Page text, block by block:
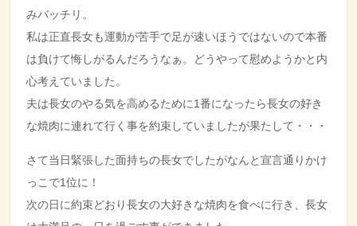
みバッチリ。
私は正直長女も運動が苦手で足が速いほうではないので本番
は負けて悔しがるんだろうなぁ。どうやって慰めようかと内
心考えていました。
夫は長女のやる気を高めるために1番になったら長女の好き
な焼肉に連れて行く事を約束していましたが果たして・・・
さて当日緊張した面持ちの長女でしたがなんと宣言通りかけ
っこで1位に！
次の日に約束どおり長女の大好きな焼肉を食べに行き、長女